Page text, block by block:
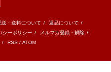
送・送料について / 返品について /
シーポリシー / メルマガ登録・解除 /
/ RSS / ATOM